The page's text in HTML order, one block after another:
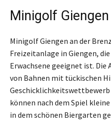
Minigolf
Minigolf Giengen an der
Freizeitanlage in Giengen,
Erwachsene geeignet ist.
von Bahnen mit tückischen
Geschicklichkeitswettbewerb
können nach dem Spiel
in dem schönen Biergarten